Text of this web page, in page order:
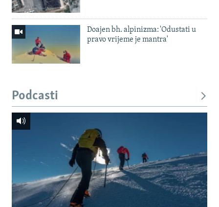
Doajen bh. alpinizma: 'Odustati u
pravo vrijeme je mantra'
Podcasti